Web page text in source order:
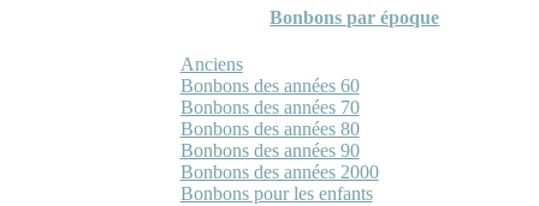
Bonbons par époque
Anciens
Bonbons des années 60
Bonbons des années 70
Bonbons des années 80
Bonbons des années 90
Bonbons des années 2000
Bonbons pour les enfants